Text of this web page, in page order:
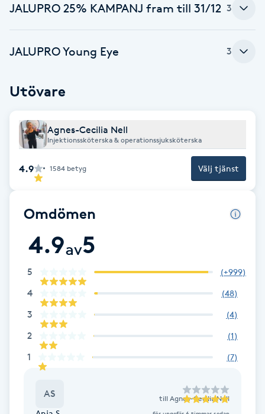
Enzympeeling
Eyeliner-tatuering
Face framing
Fettreducering
Fibromassage
Fillers
Fotmassage
JALUPRO 25% KAMPANJ fram till 31/12 3
JALUPRO Young Eye 3
Utövare
Agnes-Cecilia Nell
Injektionssköterska & operationssjuksköterska
4.9 1584 betyg Välj tjänst
Omdömen
4.9av5
5 (+999)
4 (48)
3 (4)
2 (1)
1 (7)
AS till Agnes-Cecilia Nell